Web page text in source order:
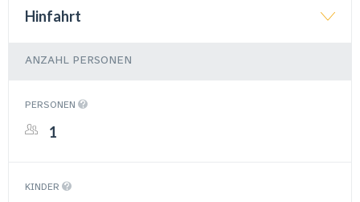
Hinfahrt
ANZAHL PERSONEN
PERSONEN
KINDER